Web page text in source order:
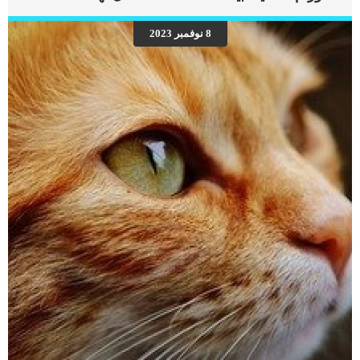
تحت التخدير الكلى. اقرأ ايضا: مخاطر تخدير القطط والكلاب في العمليات الجراحية بناء
على ما سبق يحتم عمل بعض تحاليل الدم والبول على القطة لاكتشاف قدرتها الصحية
على تحمل الشق الجراحي والتخدير الكلى. بعد عمل الأشعات السينية على المفاصل
والكتف المصاب عند القطة والتأكد من قدرتها الصحية سيتخذ الطبيب البيطرى قرار إجراء
عملية استئصال اوتار العضلة الثنائية لعلاج […]
8 نوفمبر 2023